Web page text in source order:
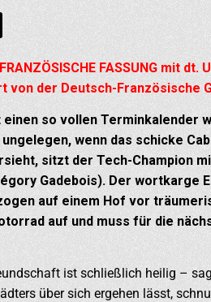
FRANZÖSISCHE FASSUNG mit
von der Deutsch-Französische
einen so vollen Terminkalender
wenn das schicke
sitzt der Tech-Champion
Gadebois). Der wortkarge
auf einem Hof vor
auf und muss für die
ist schließlich heilig –
über sich ergehen lässt,